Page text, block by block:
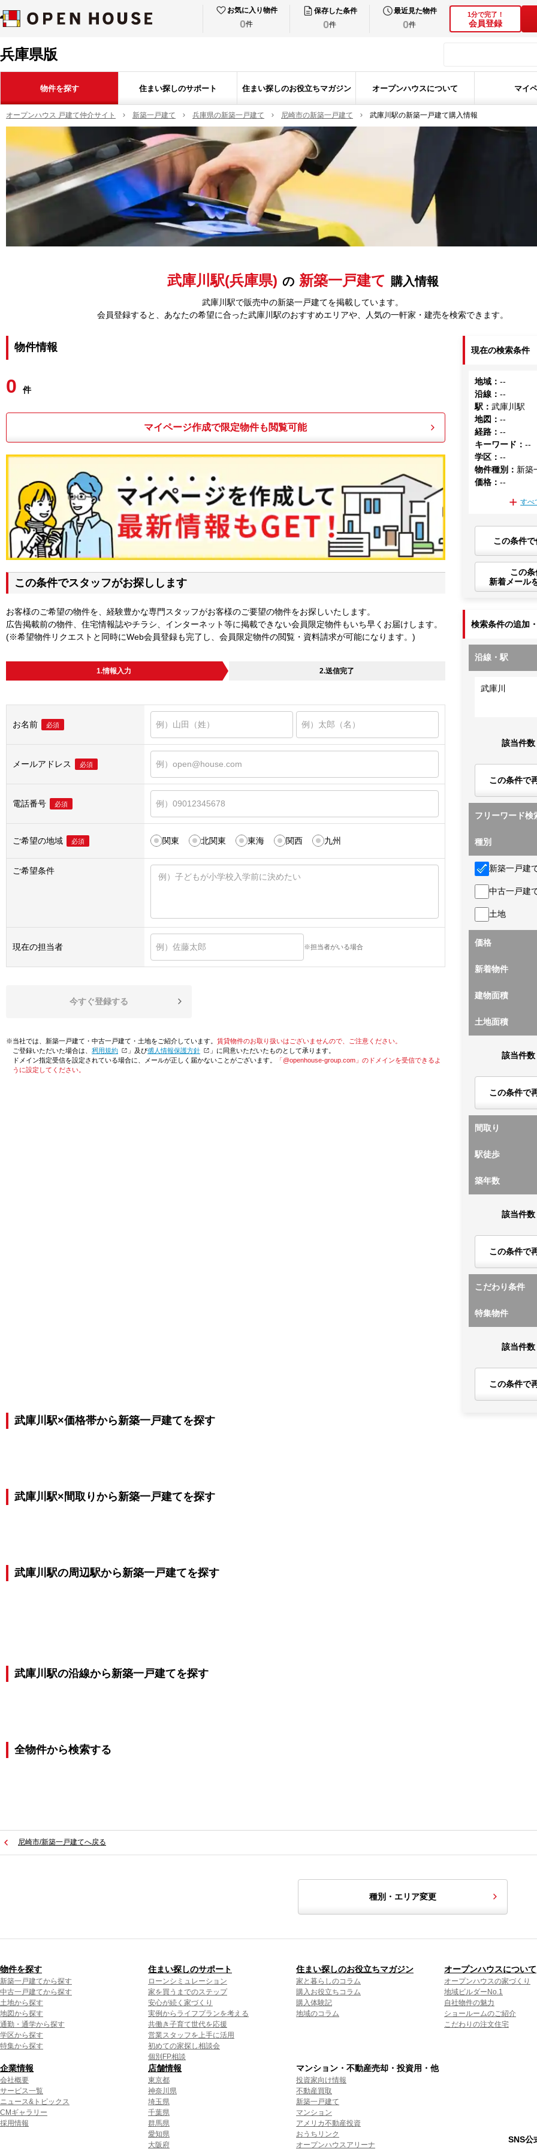
お気に入り物件
0件
保存した条件
0件
最近見た物件
0件
1分で完了！
会員登録
兵庫県版
物件を探す 住まい探しのサポート 住まい探しのお役立ちマガジン オープンハウスについて マイ
オープンハウス 戸建て仲介サイト 新築一戸建て 兵庫県の新築一戸建て 尼崎市の新築一戸建て 武庫川駅の新築一戸建て購入情報
武庫川駅(兵庫県) の 新築一戸建て 購入情報
武庫川駅で販売中の新築一戸建てを掲載しています。
会員登録すると、あなたの希望に合った武庫川駅のおすすめエリアや、人気の一軒家・建売を検索できます。
物件情報
0 件
マイページ作成で限定物件も閲覧可能
この条件でスタッフがお探しします
お客様のご希望の物件を、経験豊かな専門スタッフがお客様のご要望の物件をお探しいたします。
広告掲載前の物件、住宅情報誌やチラシ、インターネット等に掲載できない会員限定物件もいち早くお届けします。
(※希望物件リクエストと同時にWeb会員登録も完了し、会員限定物件の閲覧・資料請求が可能になります。)
1.情報入力 2.送信完了
お名前 必須
メールアドレス 必須
電話番号 必須
ご希望の地域 必須 関東 北関東 東海 関西 九州
ご希望条件
現在の担当者 ※担当者がいる場合
今すぐ登録する
※当社では、新築一戸建て・中古一戸建て・土地をご紹介しています。 賃貸物件のお取り扱いはございませんので、ご注意ください。
ご登録いただいた場合は、「利用規約 」及び「個人情報保護方針
」に同意いただいたものとして承ります。
ドメイン指定受信を設定されている場合に、メールが正しく届かないことがございます。
「@openhouse-group.com」のドメインを受信できるよ
うに設定してください。
現在の検索条件
地域 ：--
沿線 ：--
駅 ：武庫川駅
地図 ：--
経路 ：--
キーワード ：--
学区 ：--
物件種別 ： 新築
価格 ：--
すべ
この条件
この
新着メール
検索条件の追加
沿線・駅
武庫川
該当件数
この条件で
フリーワード検
種別
新築一戸建
中古一戸建
土地
価格
新着物件
建物面積
土地面積
該当件数
この条件で
間取り
駅徒歩
築年数
該当件数
この条件で
こだわり条件
特集物件
該当件数
この条件で
武庫川駅×価格帯から新築一戸建てを探す
武庫川駅×間取りから新築一戸建てを探す
武庫川駅の周辺駅から新築一戸建てを探す
武庫川駅の沿線から新築一戸建てを探す
全物件から検索する
尼崎市/新築一戸建てへ戻る
種別・エリア変更
物件を探す
新築一戸建てから探す
中古一戸建てから探す
土地から探す
地図から探す
通勤・通学から探す
学区から探す
特集から探す
住まい探しのサポート
ローンシミュレーション
家を買うまでのステップ
安心が続く家づくり
実例からライフプランを考える
共働き子育て世代を応援
営業スタッフを上手に活用
初めての家探し相談会
個別FP相談
住まい探しのお役立ちマガジン
家と暮らしのコラム
購入お役立ちコラム
購入体験記
地域のコラム
オープンハウスについて
オープンハウスの家づくり
地域ビルダーNo.1
自社物件の魅力
ショールームのご紹介
こだわりの注文住宅
企業情報
会社概要
サービス一覧
ニュース&トピックス
CMギャラリー
採用情報
店舗情報
東京都
神奈川県
埼玉県
千葉県
群馬県
愛知県
大阪府
マンション・不動産売却・投資用・他
投資家向け情報
不動産買取
新築一戸建て
マンション
アメリカ不動産投資
おうちリンク
オープンハウスアリーナ
SNS公